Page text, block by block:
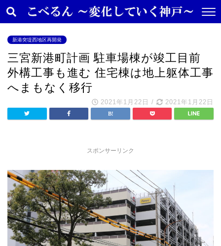
新港突堤西地区再開発
三宮新港町計画 駐車場棟が竣工目前
外構工事も進む 住宅棟は地上躯体工事
へまもなく移行
2021年1月22日 / 2021年1月22日
スポンサーリンク